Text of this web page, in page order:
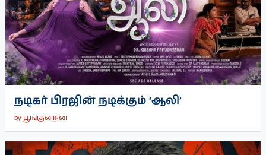
நடிகர் பிரஜின் நடிக்கும் ‘ஆலி’
by பூங்குன்றன்